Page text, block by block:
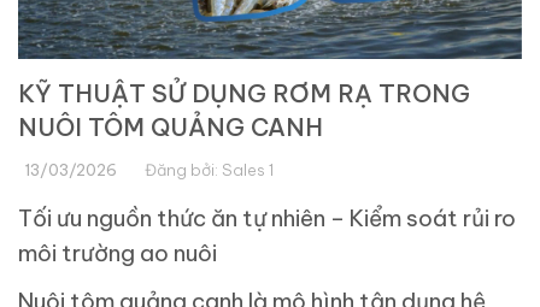
KỸ THUẬT SỬ DỤNG RƠM RẠ TRONG
NUÔI TÔM QUẢNG CANH
13/03/2026 Đăng bởi: Sales 1
Tối ưu nguồn thức ăn tự nhiên – Kiểm soát rủi ro
môi trường ao nuôi